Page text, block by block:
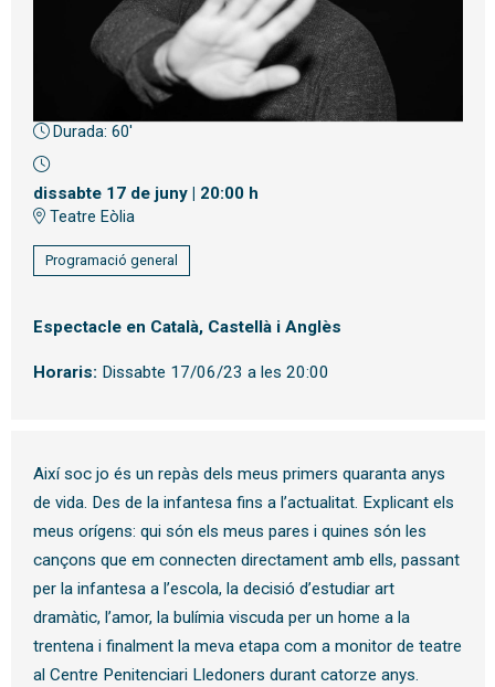
Diapositiva 1 de 1
Durada: 60'
dissabte 17 de juny| 20:00 h
Teatre Eòlia
Programació general
Espectacle en Català, Castellà i Anglès
Horaris: Dissabte 17/06/23 a les 20:00
Així soc jo és un repàs dels meus primers quaranta anys
de vida. Des de la infantesa fins a l’actualitat. Explicant els
meus orígens: qui són els meus pares i quines són les
cançons que em connecten directament amb ells, passant
per la infantesa a l’escola, la decisió d’estudiar art
dramàtic, l’amor, la bulímia viscuda per un home a la
trentena i finalment la meva etapa com a monitor de teatre
al Centre Penitenciari Lledoners durant catorze anys.